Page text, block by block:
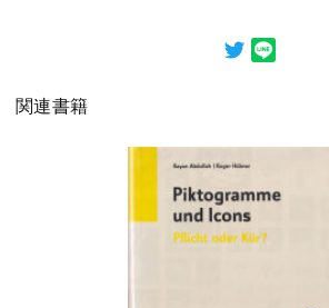
関連書籍